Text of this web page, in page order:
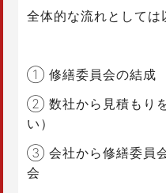
全体的な流れとしては
① 修繕委員会の結成
② 数社から見積もり
い）
③ 会社から修繕委員
会